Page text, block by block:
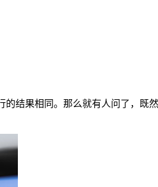
结果相同。那么就有人问了，既